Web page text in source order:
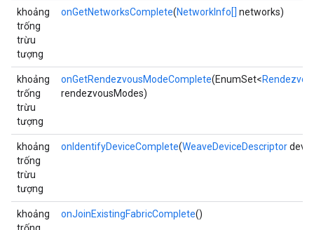
khoảng
trống
trừu
tượng
onGetNetworksComplete(NetworkInfo[] networks)
khoảng
trống
trừu
tượng
onGetRendezvousModeComplete(EnumSet<
rendezvousModes)
khoảng
trống
trừu
tượng
onIdentifyDeviceComplete(WeaveDeviceDescriptor
khoảng
onJoinExistingFabricComplete()